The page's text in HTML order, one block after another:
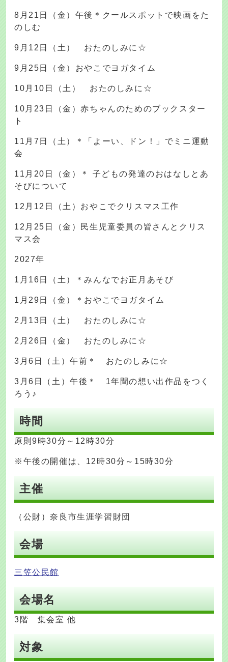
8月21日（金）午後＊クールスポットで映画をた
のしむ
9月12日（土） おたのしみに☆
9月25日（金）おやこでヨガタイム
10月10日（土） おたのしみに☆
10月23日（金）赤ちゃんのためのブックスター
ト
11月7日（土）＊「よーい、ドン！」でミニ運動
会
11月20日（金）＊ 子どもの発達のおはなしとあ
そびについて
12月12日（土）おやこでクリスマス工作
12月25日（金）民生児童委員の皆さんとクリス
マス会
2027年
1月16日（土）＊みんなでお正月あそび
1月29日（金）＊おやこでヨガタイム
2月13日（土） おたのしみに☆
2月26日（金） おたのしみに☆
3月6日（土）午前＊ おたのしみに☆
3月6日（土）午後＊ 1年間の想い出作品をつく
ろう♪
時間
原則9時30分～12時30分
※午後の開催は、12時30分～15時30分
主催
（公財）奈良市生涯学習財団
会場
三笠公民館
会場名
3階 集会室 他
対象